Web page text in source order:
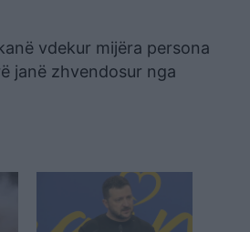
vdekur mijëra persona
janë zhvendosur nga